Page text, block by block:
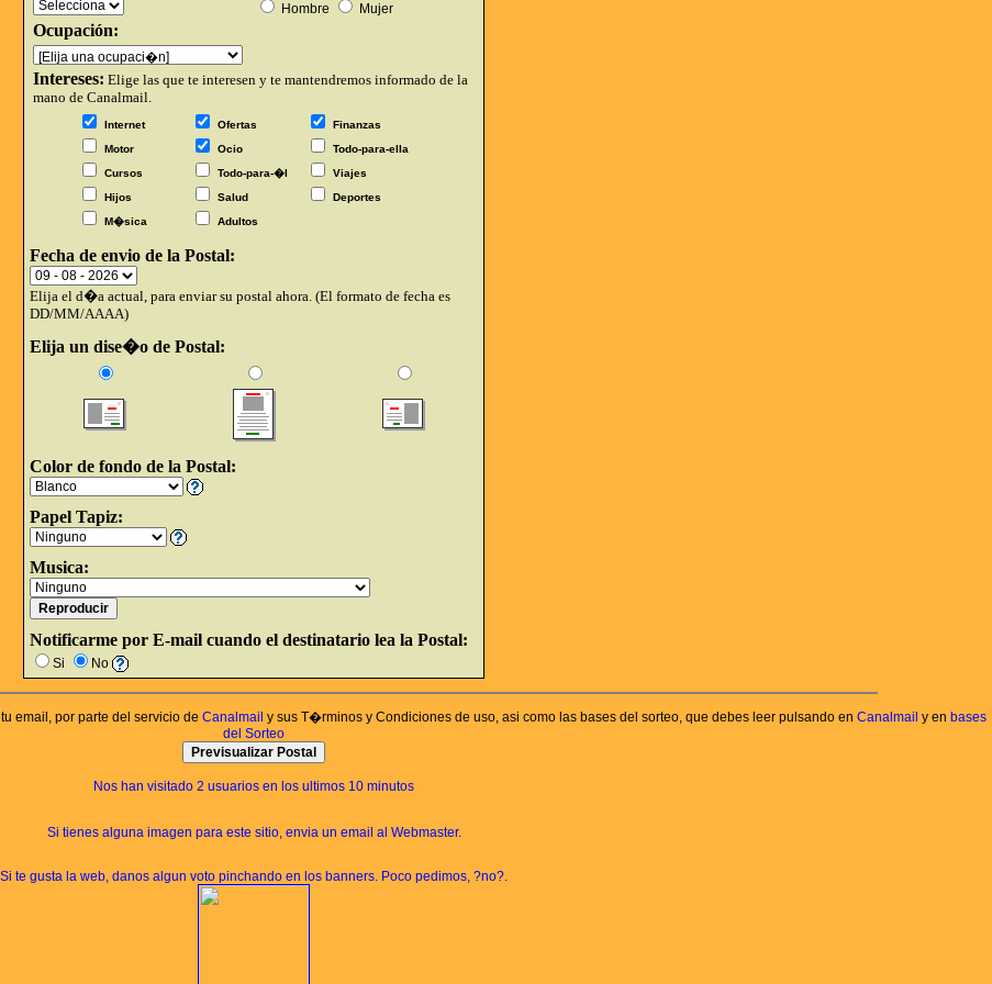
Hombre Mujer
Ocupación:
Intereses: Elige las que te interesen y te mantendremos informado de la
mano de Canalmail.
Internet Ofertas
Finanzas
Motor
Ocio
Todo-para-ella
Cursos
Todo-para-�l
Viajes
Hijos
Salud
Deportes
M�sica
Adultos
Fecha de envio de la Postal:
Elija el d�a actual, para enviar su postal ahora. (El formato de fecha es
DD/MM/AAAA)
Elija un dise�o de Postal:
Color de fondo de la Postal:
Papel Tapiz:
Musica:
Notificarme por E-mail cuando el destinatario lea la Postal:
Si No
email, por parte del servicio de Canalmail y sus T�rminos y Condiciones de uso, asi como las bases del sorteo, que debes leer pulsando en Canalmail y en bases
del Sorteo
Nos han visitado 2 usuarios en los ultimos 10 minutos
Si tienes alguna imagen para este sitio, envia un email al Webmaster.
Si te gusta la web, danos algun voto pinchando en los banners. Poco pedimos, ?no?.